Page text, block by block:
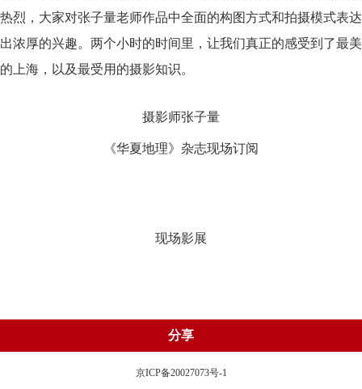
热烈，大家对张子量老师作品中全面的构图方式和拍摄模式表达
出浓厚的兴趣。两个小时的时间里，让我们真正的感受到了最美
的上海，以及最受用的摄影知识。
摄影师张子量
《华夏地理》杂志现场订阅
现场影展
分享
京ICP备20027073号-1